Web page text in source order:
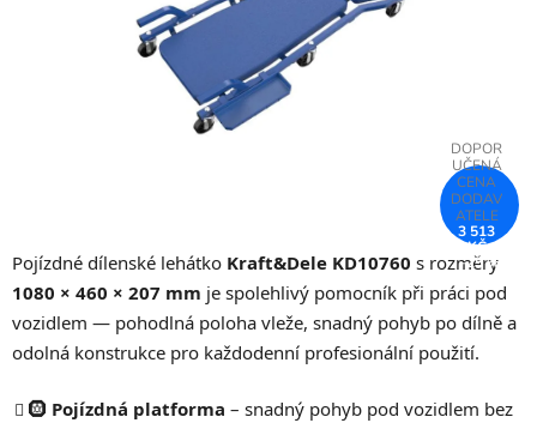
Pojízdné dílenské lehátko Kraft&Dele KD10760 s rozměry
1080 × 460 × 207 mm je spolehlivý pomocník při práci pod
vozidlem — pohodlná poloha vleže, snadný pohyb po dílně a
odolná konstrukce pro každodenní profesionální použití.
🛞 Pojízdná platforma – snadný pohyb pod vozidlem bez
3 513
KČ
–25 %